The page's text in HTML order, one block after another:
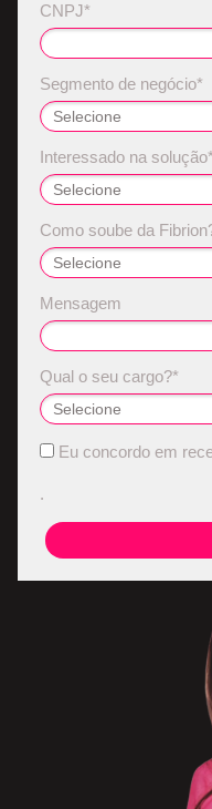
CNPJ*
Segmento de negócio*
Interessado na solução*
Como soube da
Mensagem
Qual o seu cargo?*
Eu concordo em
.